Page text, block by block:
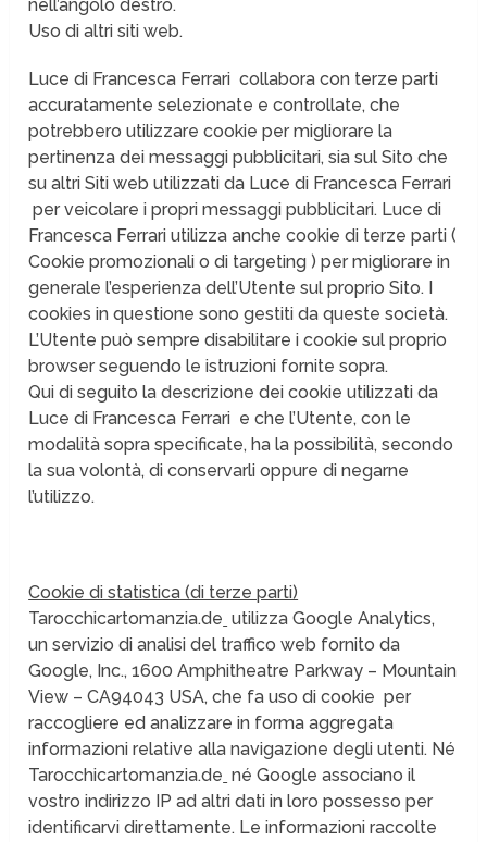
nell’angolo destro.
Uso di altri siti web.
Luce di Francesca Ferrari collabora con terze parti
accuratamente selezionate e controllate, che
potrebbero utilizzare cookie per migliorare la
pertinenza dei messaggi pubblicitari, sia sul Sito che
su altri Siti web utilizzati da Luce di Francesca Ferrari
per veicolare i propri messaggi pubblicitari. Luce di
Francesca Ferrari utilizza anche cookie di terze parti (
Cookie promozionali o di targeting ) per migliorare in
generale l’esperienza dell’Utente sul proprio Sito. I
cookies in questione sono gestiti da queste società.
L’Utente può sempre disabilitare i cookie sul proprio
browser seguendo le istruzioni fornite sopra.
Qui di seguito la descrizione dei cookie utilizzati da
Luce di Francesca Ferrari e che l’Utente, con le
modalità sopra specificate, ha la possibilità, secondo
la sua volontà, di conservarli oppure di negarne
l’utilizzo.
Cookie di statistica (di terze parti)
Tarocchicartomanzia.de utilizza Google Analytics,
un servizio di analisi del traffico web fornito da
Google, Inc., 1600 Amphitheatre Parkway – Mountain
View – CA94043 USA, che fa uso di cookie per
raccogliere ed analizzare in forma aggregata
informazioni relative alla navigazione degli utenti. Né
Tarocchicartomanzia.de né Google associano il
vostro indirizzo IP ad altri dati in loro possesso per
identificarvi direttamente. Le informazioni raccolte